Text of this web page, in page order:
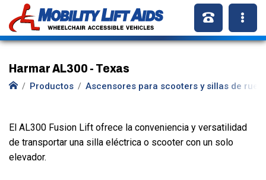
Harmar AL300 - Texas
Productos Ascensores para scooters y sillas de
El AL300 Fusion Lift ofrece la conveniencia y versatilidad
de transportar una silla eléctrica o scooter con un solo
elevador.